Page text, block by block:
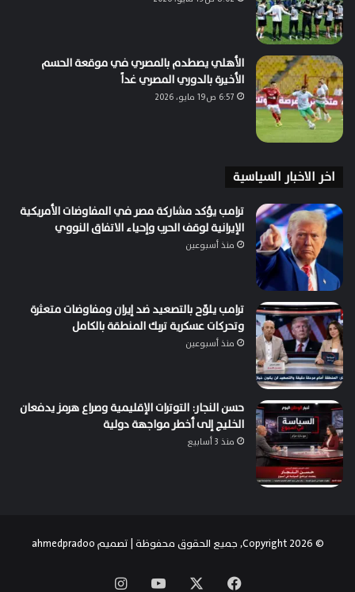
الأهلي يصطدم بالمصري في موقعة الحسم
الأخيرة بالدوري المصري غداً
6:57 ص19 مايو، 2026
اخر الاخبار السياسية
ترامب يؤكد مشاركة مصر في المفاوضات الأمريكية
الإيرانية لوقف الحرب وإحياء الاتفاق النووي
منذ أسبوعين
ترامب يلوّح بالتصعيد ضد إيران ومفاوضات متعثرة
وتحركات عسكرية تربك المنطقة بالكامل
منذ أسبوعين
حسن النجار: التوترات الإقليمية وصراع هرمز يدفعان
الخليج إلى أخطر مواجهة دولية
منذ 3 أسابيع
© Copyright 2026, جميع الحقوق محفوظة | تصميم ahmedpradoo
فيسبوك ‫YouTube